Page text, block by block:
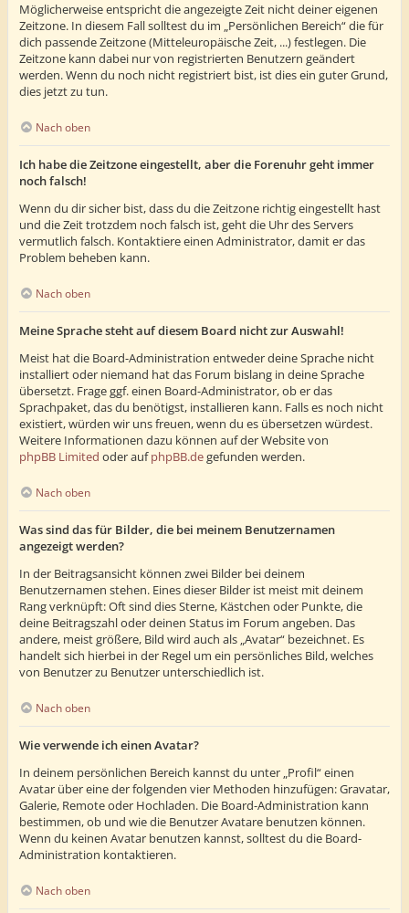
Möglicherweise entspricht die angezeigte Zeit nicht deiner eigenen
Zeitzone. In diesem Fall solltest du im „Persönlichen Bereich“ die für
dich passende Zeitzone (Mitteleuropäische Zeit, ...) festlegen. Die
Zeitzone kann dabei nur von registrierten Benutzern geändert
werden. Wenn du noch nicht registriert bist, ist dies ein guter Grund,
dies jetzt zu tun.
Nach oben
Ich habe die Zeitzone eingestellt, aber die Forenuhr geht immer
noch falsch!
Wenn du dir sicher bist, dass du die Zeitzone richtig eingestellt hast
und die Zeit trotzdem noch falsch ist, geht die Uhr des Servers
vermutlich falsch. Kontaktiere einen Administrator, damit er das
Problem beheben kann.
Nach oben
Meine Sprache steht auf diesem Board nicht zur Auswahl!
Meist hat die Board-Administration entweder deine Sprache nicht
installiert oder niemand hat das Forum bislang in deine Sprache
übersetzt. Frage ggf. einen Board-Administrator, ob er das
Sprachpaket, das du benötigst, installieren kann. Falls es noch nicht
existiert, würden wir uns freuen, wenn du es übersetzen würdest.
Weitere Informationen dazu können auf der Website von
phpBB Limited oder aufphpBB.degefunden werden.
Nach oben
Was sind das für Bilder, die bei meinem Benutzernamen
angezeigt werden?
In der Beitragsansicht können zwei Bilder bei deinem
Benutzernamen stehen. Eines dieser Bilder ist meist mit deinem
Rang verknüpft: Oft sind dies Sterne, Kästchen oder Punkte, die
deine Beitragszahl oder deinen Status im Forum angeben. Das
andere, meist größere, Bild wird auch als „Avatar“ bezeichnet. Es
handelt sich hierbei in der Regel um ein persönliches Bild, welches
von Benutzer zu Benutzer unterschiedlich ist.
Nach oben
Wie verwende ich einen Avatar?
In deinem persönlichen Bereich kannst du unter „Profil“ einen
Avatar über eine der folgenden vier Methoden hinzufügen: Gravatar,
Galerie, Remote oder Hochladen. Die Board-Administration kann
bestimmen, ob und wie die Benutzer Avatare benutzen können.
Wenn du keinen Avatar benutzen kannst, solltest du die Board-
Administration kontaktieren.
Nach oben